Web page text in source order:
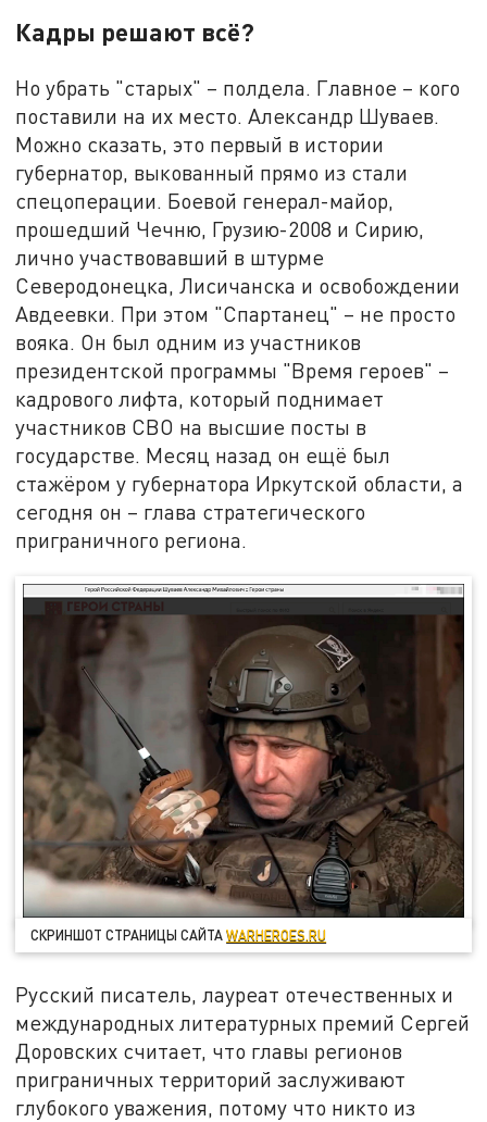
Кадры решают всё?
Но убрать "старых" – полдела. Главное – кого
поставили на их место. Александр Шуваев.
Можно сказать, это первый в истории
губернатор, выкованный прямо из стали
спецоперации. Боевой генерал-майор,
прошедший Чечню, Грузию-2008 и Сирию,
лично участвовавший в штурме
Северодонецка, Лисичанска и освобождении
Авдеевки. При этом "Спартанец" – не просто
вояка. Он был одним из участников
президентской программы "Время героев" –
кадрового лифта, который поднимает
участников СВО на высшие посты в
государстве. Месяц назад он ещё был
стажёром у губернатора Иркутской области, а
сегодня он – глава стратегического
приграничного региона.
СКРИНШОТ СТРАНИЦЫ САЙТАWARHEROES.RU
Русский писатель, лауреат отечественных и
международных литературных премий Сергей
Доровских считает, что главы регионов
приграничных территорий заслуживают
глубокого уважения, потому что никто из